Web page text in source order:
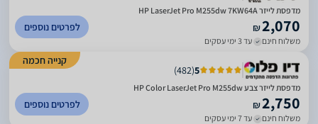
מדפסת ‏לייזר HP LaserJet Pro M255dw 7KW64A
₪2,070
משלוח חינם עד 3 ימי עסקים
לפרטים נוספים
קנייה חכמה
5
(
482
)
מדפסת לייזר צבע HP Color LaserJet Pro M255dw
₪2,750
משלוח חינם עד 7 ימי עסקים
לפרטים נוספים